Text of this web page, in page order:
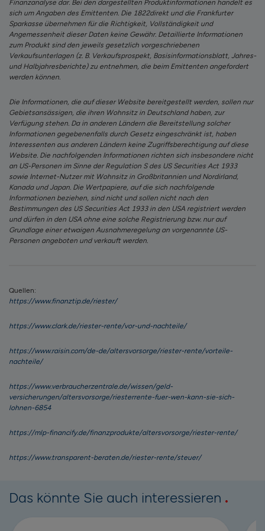
Finanzanalyse dar. Bei den dargestellten Produktinformationen handelt es
sich um Angaben des Emittenten. Die 1822direkt und die Frankfurter
Sparkasse übernehmen für die Richtigkeit, Vollständigkeit und
Angemessenheit dieser Daten keine Gewähr. Detaillierte Informationen
zum Produkt sind den jeweils gesetzlich vorgeschriebenen
Verkaufsunterlagen (z. B. Verkaufsprospekt, Basisinformationsblatt, Jahres-
und Halbjahresberichte) zu entnehmen, die beim Emittenten angefordert
werden können.
Die Informationen, die auf dieser Website bereitgestellt werden, sollen nur
Gebietsansässigen, die ihren Wohnsitz in Deutschland haben, zur
Verfügung stehen. Da in anderen Ländern die Bereitstellung solcher
Informationen gegebenenfalls durch Gesetz eingeschränkt ist, haben
Interessenten aus anderen Ländern keine Zugriffsberechtigung auf diese
Website. Die nachfolgenden Informationen richten sich insbesondere nicht
an US-Personen im Sinne der Regulation S des US Securities Act 1933
sowie Internet-Nutzer mit Wohnsitz in Großbritannien und Nordirland,
Kanada und Japan. Die Wertpapiere, auf die sich nachfolgende
Informationen beziehen, sind nicht und sollen nicht nach den
Bestimmungen des US Securities Act 1933 in den USA registriert werden
und dürfen in den USA ohne eine solche Registrierung bzw. nur auf
Grundlage einer etwaigen Ausnahmeregelung an vorgenannte US-
Personen angeboten und verkauft werden.
Quellen:
https://www.finanztip.de/riester/
https://www.clark.de/riester-rente/vor-und-nachteile/
https://www.raisin.com/de-de/altersvorsorge/riester-rente/vorteile-
nachteile/
https://www.verbraucherzentrale.de/wissen/geld-
versicherungen/altersvorsorge/riesterrente-fuer-wen-kann-sie-sich-
lohnen-6854
https://mlp-financify.de/finanzprodukte/altersvorsorge/riester-rente/
https://www.transparent-beraten.de/riester-rente/steuer/
Das könnte Sie auch interessieren